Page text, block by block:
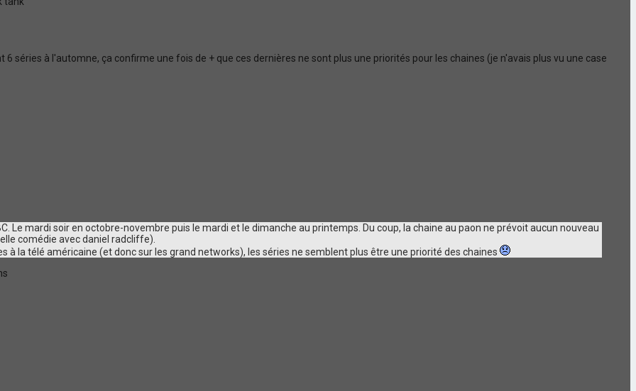
séries à l'automne, ça confirme une fois de + que ces dernières ne sont plus une priorités pour les chaines (je n'avais plus vu une case
Le mardi soir en octobre-novembre puis le mardi et le dimanche au printemps. Du coup, la chaine au paon ne prévoit aucun nouveau
comédie avec daniel radcliffe).
à la télé américaine (et donc sur les grand networks), les séries ne semblent plus être une priorité des chaines